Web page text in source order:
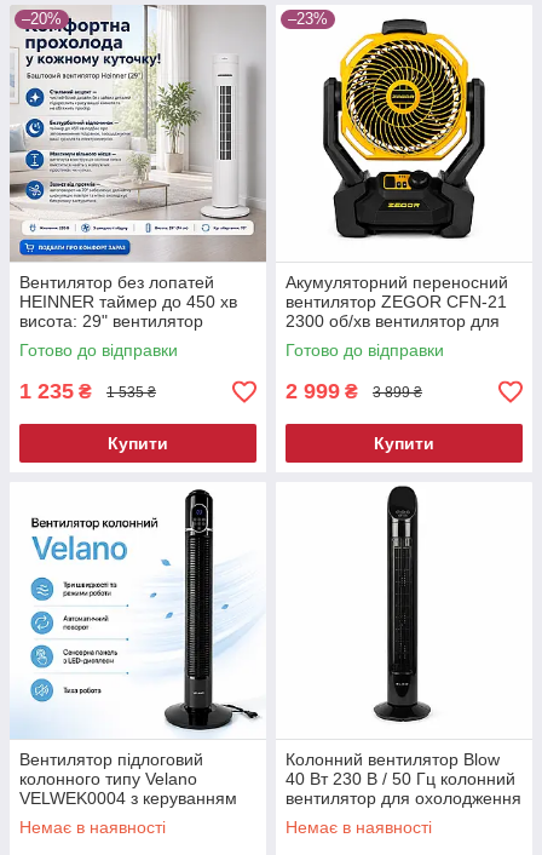
–20%
Вентилятор без лопатей
HEINNER таймер до 450 хв
висота: 29" вентилятор
колонний 3 швидкості
Готово до відправки
1 235 ₴ 1 535 ₴
Купити
–23%
Акумуляторний переносний
вентилятор ZEGOR CFN-21
2300 об/хв вентилятор для
кемпінгу акумуляторний
Готово до відправки
2 999 ₴ 3 899 ₴
Купити
Вентилятор підлоговий
колонного типу Velano
VELWEK0004 з керуванням
та нахилом, 50 Вт 3 режими
Немає в наявності
Колонний вентилятор Blow
40 Вт 230 В / 50 Гц колонний
вентилятор для охолодження
вентилятор колонний
підлоговий
Немає в наявності